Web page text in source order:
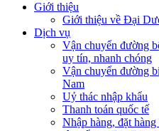
Giới thiệu
Giới thiệu về Đại
Dịch vụ
Vận chuyển đường
uy tín, nhanh chóng
Vận chuyển đường
Nam
Uỷ thác nhập khẩu
Thanh toán quốc tế
Nhập hàng, đặt